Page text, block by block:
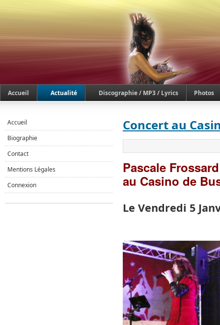
Accueil Actualité Discographie / MP3 / Lyrics Photos
Concert au
Pascale
au Casino de
Le Vendredi 5
Accueil
Biographie
Contact
Mentions Légales
Connexion